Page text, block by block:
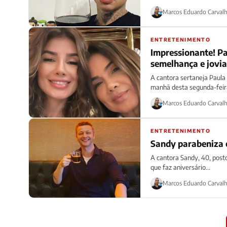
Marcos Eduardo
ENTRETENIMENTO
Impressionante!
semelhança e
A cantora sertaneja
manhã desta segunda-
Marcos Eduardo
ENTRETENIMENTO
Sandy
A cantora Sandy, 40,
que faz aniversário...
Marcos Eduardo